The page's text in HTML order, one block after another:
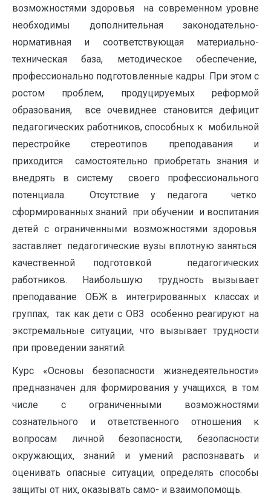
возможностями здоровья на современном уровне
необходимы дополнительная законодательно-
нормативная и соответствующая материально-
техническая база, методическое обеспечение,
профессионально подготовленные кадры. При этом с
ростом проблем, продуцируемых реформой
образования, все очевиднее становится дефицит
педагогических работников, способных к мобильной
перестройке стереотипов преподавания и
приходится самостоятельно приобретать знания и
внедрять в систему своего профессионального
потенциала. Отсутствие у педагога четко
сформированных знаний при обучении и воспитания
детей с ограниченными возможностями здоровья
заставляет педагогические вузы вплотную заняться
качественной подготовкой педагогических
работников. Наибольшую трудность вызывает
преподавание ОБЖ в интегрированных классах и
группах, так как дети с ОВЗ особенно реагируют на
экстремальные ситуации, что вызывает трудности
при проведении занятий.
Курс «Основы безопасности жизнедеятельности»
предназначен для формирования у учащихся, в том
числе с ограниченными возможностями
сознательного и ответственного отношения к
вопросам личной безопасности, безопасности
окружающих, знаний и умений распознавать и
оценивать опасные ситуации, определять способы
защиты от них, оказывать само- и взаимопомощь.